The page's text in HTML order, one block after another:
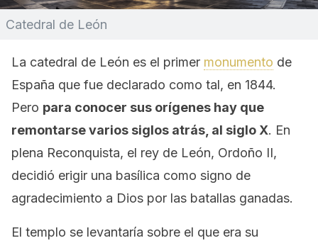
Catedral de León
La catedral de León es el primer monumento de
España que fue declarado como tal, en 1844.
Pero para conocer sus orígenes hay que
remontarse varios siglos atrás, al siglo X. En
plena Reconquista, el rey de León, Ordoño II,
decidió erigir una basílica como signo de
agradecimiento a Dios por las batallas ganadas.
El templo se levantaría sobre el que era su